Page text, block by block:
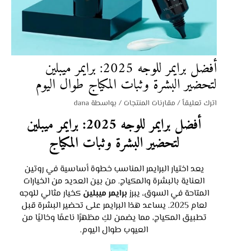
أفضل برايمر للوجه 2025: برايمر ميبلين
لتحضير البشرة وثبات المكياج طوال اليوم
اترك تعليقاً/مقارنات المنتجات / بواسطة dana
أفضل برايمر للوجه 2025: برايمر ميبلين
لتحضير البشرة وثبات المكياج
يعد اختيار البرايمر المناسب خطوة أساسية في روتين
العناية بالبشرة والمكياج. من بين العديد من الخيارات
المتاحة في السوق، يبرز برايمر ميبلين كخيار مثالي للوجه
لعام 2025. يساعد هذا البرايمر على تحضير البشرة قبل
تطبيق المكياج، مما يضمن لكِ مظهرًا ناعمًا وخاليًا من
العيوب طوال اليوم.